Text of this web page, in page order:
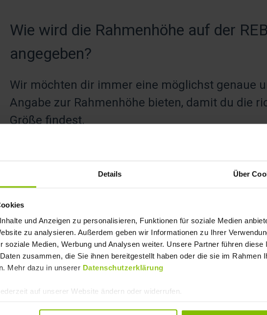
Details Über
und Anzeigen zu personalisieren, Funktionen für soziale Medien
zu analysieren. Außerdem geben wir Informationen zu Ihrer
soziale Medien, Werbung und Analysen weiter. Unsere Partner führen diese
zusammen, die Sie ihnen bereitgestellt haben oder die sie im Rahmen
Mehr dazu in unserer Datenschutzerklärung
auf unserer Website ändern oder widerrufen.
Wie wird die Rahmenhöhe auf der
angegeben?
Wir möchten dir immer eine möglichst genaue
Angabe zur Rahmenhöhe bieten, damit du die
Größe findest.
Wenn der Hersteller die Rahmenhöhe direkt am Bike in Zentimetern
Rahmenhöhe von REBIKE gemessen
Ist keine Größenangabe am Rahmen vorhanden, wird die Rahmenhöhe von
sorgfältig selbst gemessen. Dabei messen wir die Länge des Sitzrohrs
verwenden diesen Wert als Rahmenhöhe.